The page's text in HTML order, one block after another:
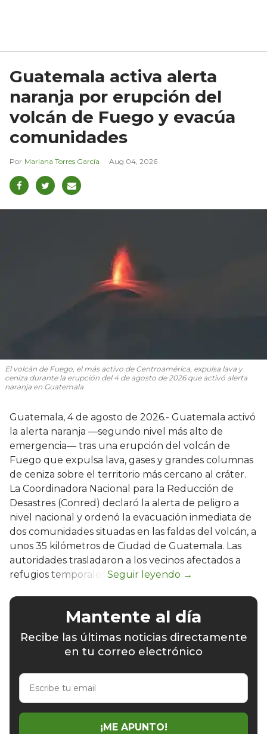
Guatemala activa alerta
naranja por erupción del
volcán de Fuego y evacúa
comunidades
Mariana Torres García Aug 04, 2026
El volcán de Fuego, el más activo de Centroamérica, expulsa lava y
ceniza durante la erupción del 4 de agosto de 2026 que activó alerta
naranja en Guatemala
Guatemala, 4 de agosto de 2026.- Guatemala activó
la alerta naranja —segundo nivel más alto de
emergencia— tras una erupción del volcán de
Fuego que expulsa lava, gases y grandes columnas
de ceniza sobre el territorio más cercano al cráter.
La Coordinadora Nacional para la Reducción de
Desastres (Conred) declaró la alerta de peligro a
nivel nacional y ordenó la evacuación inmediata de
dos comunidades situadas en las faldas del volcán, a
unos 35 kilómetros de Ciudad de Guatemala. Las
autoridades trasladaron a los vecinos afectados a
refugios temporales.
Mantente al día
Recibe las últimas noticias directamente
en tu correo electrónico
Escribe
email
¡ME APUNTO!